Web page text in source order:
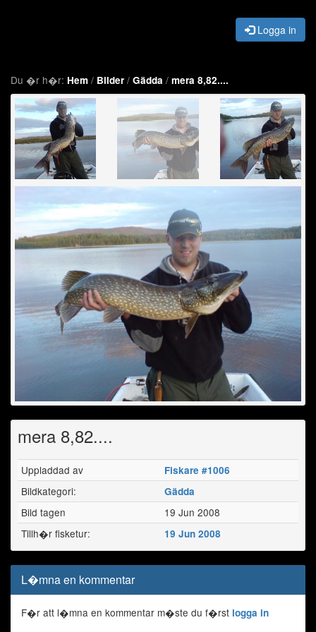
Logga in
Du �r h�r: Hem / Bilder / Gädda / mera 8,82....
mera 8,82....
Uppladdad av Fiskare #1006
Bildkategori: Gädda
Bild tagen
19 Jun 2008
Tillh�r fisketur:
19 Jun 2008
L�mna en kommentar
F�r att l�mna en kommentar m�ste du f�rst logga in